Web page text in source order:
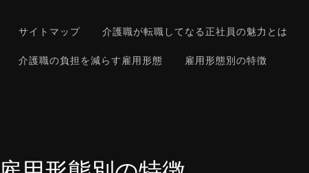
サイトマップ 介護職が転職してなる正社員の魅力とは
介護職の負担を減らす雇用形態 雇用形態別の特徴